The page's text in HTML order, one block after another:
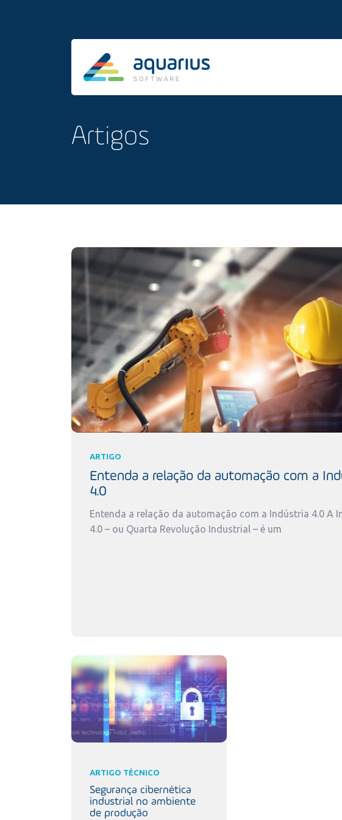
Artigos
ARTIGO
Entenda a relação da automação com a
4.0
Entenda a relação da automação com a Indústria 4.0 A
4.0 – ou Quarta Revolução Industrial – é um
ARTIGO TÉCNICO
Segurança cibernética
industrial no ambiente
de produção